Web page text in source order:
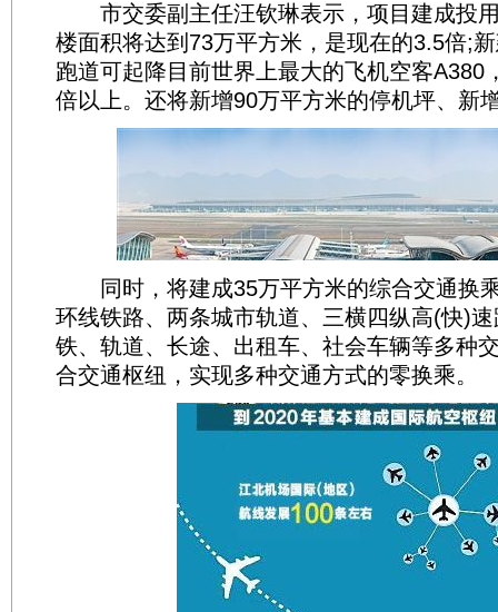
市交委副主任汪钦琳表示，项目建成投
楼面积将达到73万平方米，是现在的3.5倍;
跑道可起降目前世界上最大的飞机空客A380
倍以上。还将新增90万平方米的停机坪、新
同时，将建成35万平方米的综合交通换
环线铁路、两条城市轨道、三横四纵高(快)
铁、轨道、长途、出租车、社会车辆等多种
合交通枢纽，实现多种交通方式的零换乘。